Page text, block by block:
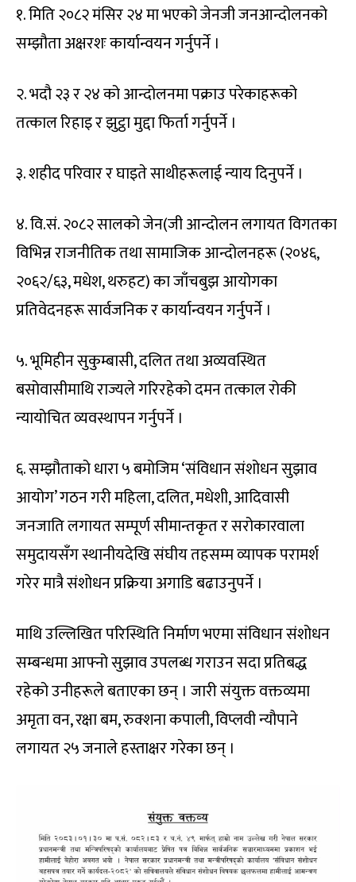
१. मिति २०८२ मंसिर २४ मा भएको जेनजी जनआन्दोलनको
सम्झौता अक्षरशः कार्यान्वयन गर्नुपर्ने ।
२. भदौ २३ र २४ को आन्दोलनमा पक्राउ परेकाहरूको
तत्काल रिहाइ र झुट्ठा मुद्दा फिर्ता गर्नुपर्ने ।
३. शहीद परिवार र घाइते साथीहरूलाई न्याय दिनुपर्ने ।
४. वि.सं. २०८२ सालको जेन(जी आन्दोलन लगायत विगतका
विभिन्न राजनीतिक तथा सामाजिक आन्दोलनहरू (२०४६,
२०६२/६३, मधेश, थरुहट) का जाँचबुझ आयोगका
प्रतिवेदनहरू सार्वजनिक र कार्यान्वयन गर्नुपर्ने ।
५. भूमिहीन सुकुम्बासी, दलित तथा अव्यवस्थित
बसोवासीमाथि राज्यले गरिरहेको दमन तत्काल रोकी
न्यायोचित व्यवस्थापन गर्नुपर्ने ।
६. सम्झौताको धारा ५ बमोजिम ‘संविधान संशोधन सुझाव
आयोग’ गठन गरी महिला, दलित, मधेशी, आदिवासी
जनजाति लगायत सम्पूर्ण सीमान्तकृत र सरोकारवाला
समुदायसँग स्थानीयदेखि संघीय तहसम्म व्यापक परामर्श
गरेर मात्रै संशोधन प्रक्रिया अगाडि बढाउनुपर्ने ।
माथि उल्लिखित परिस्थिति निर्माण भएमा संविधान संशोधन
सम्बन्धमा आफ्नो सुझाव उपलब्ध गराउन सदा प्रतिबद्ध
रहेको उनीहरूले बताएका छन् । जारी संयुक्त वक्तव्यमा
अमृता वन, रक्षा बम, रुक्शना कपाली, विप्लवी न्यौपाने
लगायत २५ जनाले हस्ताक्षर गरेका छन् ।